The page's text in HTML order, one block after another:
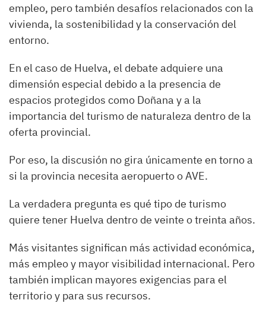
empleo, pero también desafíos relacionados con la
vivienda, la sostenibilidad y la conservación del
entorno.
En el caso de Huelva, el debate adquiere una
dimensión especial debido a la presencia de
espacios protegidos como Doñana y a la
importancia del turismo de naturaleza dentro de la
oferta provincial.
Por eso, la discusión no gira únicamente en torno a
si la provincia necesita aeropuerto o AVE.
La verdadera pregunta es qué tipo de turismo
quiere tener Huelva dentro de veinte o treinta años.
Más visitantes significan más actividad económica,
más empleo y mayor visibilidad internacional. Pero
también implican mayores exigencias para el
territorio y para sus recursos.